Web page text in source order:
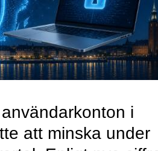
i
att minska under